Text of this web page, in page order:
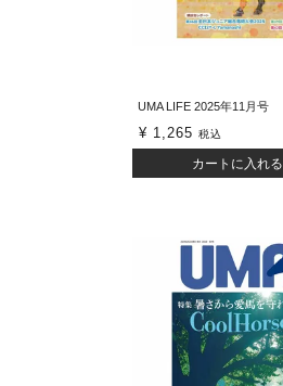
UMA LIFE 2025年11月号
¥ 1,265 税込
カートに入れる